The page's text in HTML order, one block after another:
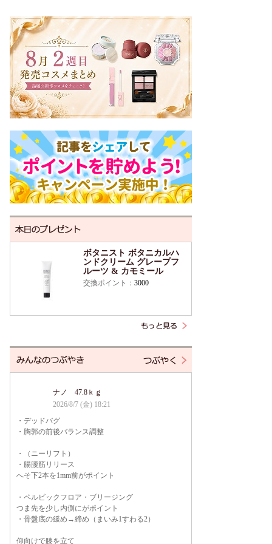
ボタニスト ボタニカルハ
ンドクリーム グレープフ
ルーツ & カモミール
交換ポイント： 3000
ナノ 47.8ｋｇ
2026/8/7 (金) 18:21
・デッドバグ
・胸郭の前後バランス調整
・（ニーリフト）
・腸腰筋リリース
へそ下2本を1mm前がポイント
・ペルビックフロア・ブリージング
つま先を少し内側にがポイント
・骨盤底の緩め→締め（まいみ1すわる2）
仰向けで膝を立て